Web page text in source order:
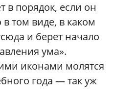
в порядок, если он
том виде, в каком
и берет начало
ума».
иконами молятся
года — так уж